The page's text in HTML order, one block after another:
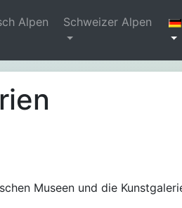
Alpen Schweizer Alpen
Museen und die